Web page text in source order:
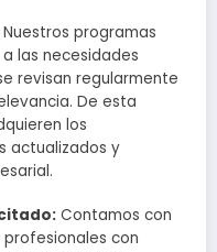
Nuestros programas
las necesidades
revisan regularmente
De esta
los
actualizados y
Contamos con
con